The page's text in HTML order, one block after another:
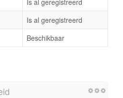
Is al geregistreerd
Beschikbaar